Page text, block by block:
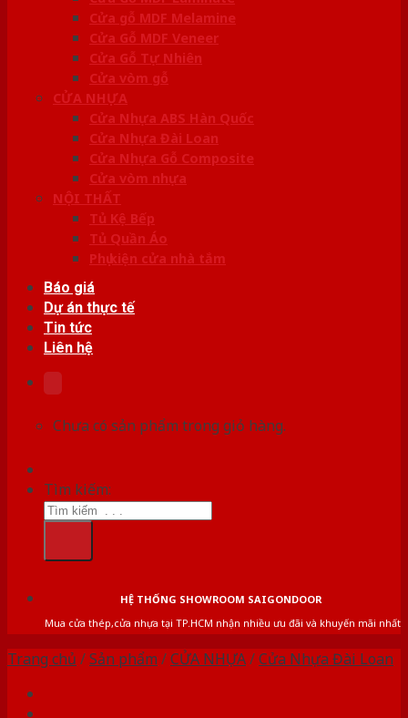
Cửa gỗ MDF Melamine
Cửa Gỗ MDF Veneer
Cửa Gỗ Tự Nhiên
Cửa vòm gỗ
CỬA NHỰA
Cửa Nhựa ABS Hàn Quốc
Cửa Nhựa Đài Loan
Cửa Nhựa Gỗ Composite
Cửa vòm nhựa
NỘI THẤT
Tủ Kệ Bếp
Tủ Quần Áo
Phụ kiện cửa nhà tắm
Báo giá
Dự án thực tế
Tin tức
Liên hệ
Chưa có sản phẩm trong giỏ hàng.
Tìm kiếm:
HỆ THỐNG SHOWROOM SAIGONDOOR
Mua cửa thép,cửa nhựa tại TP.HCM nhận nhiều ưu đãi và khuyến mãi nhất
Trang chủ /Sản phẩm /CỬA NHỰA/Cửa Nhựa Đài Loan